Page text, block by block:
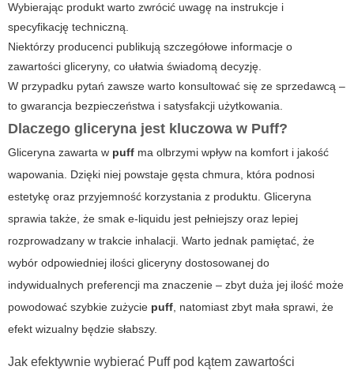
Wybierając produkt warto zwrócić uwagę na instrukcje i
specyfikację techniczną.
Niektórzy producenci publikują szczegółowe informacje o
zawartości gliceryny, co ułatwia świadomą decyzję.
W przypadku pytań zawsze warto konsultować się ze sprzedawcą –
to gwarancja bezpieczeństwa i satysfakcji użytkowania.
Dlaczego gliceryna jest kluczowa w Puff?
Gliceryna zawarta w puff ma olbrzymi wpływ na komfort i jakość
wapowania. Dzięki niej powstaje gęsta chmura, która podnosi
estetykę oraz przyjemność korzystania z produktu. Gliceryna
sprawia także, że smak e-liquidu jest pełniejszy oraz lepiej
rozprowadzany w trakcie inhalacji. Warto jednak pamiętać, że
wybór odpowiedniej ilości gliceryny dostosowanej do
indywidualnych preferencji ma znaczenie – zbyt duża jej ilość może
powodować szybkie zużycie puff, natomiast zbyt mała sprawi, że
efekt wizualny będzie słabszy.
Jak efektywnie wybierać Puff pod kątem zawartości